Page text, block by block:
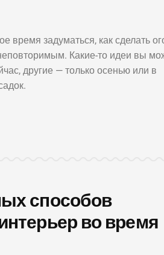
время задуматься, как сделать
Какие-то идеи вы
другие — только осенью или в
способов
во время